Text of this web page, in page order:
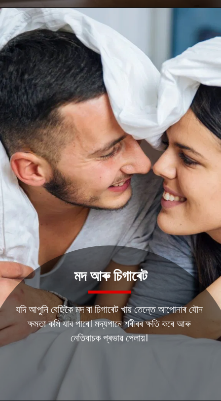
যদি আপুনি বেছিকৈ মদ বা চিগাৰেট খায় তেন্তে আপোনাৰ যৌন
ক্ষমতা কমি যাব পাৰে। মদ্যপানে শৰীৰৰ ক্ষতি কৰে আৰু
নেতিবাচক প্ৰভাৱ পেলায়।
মদ আৰু চিগাৰেট